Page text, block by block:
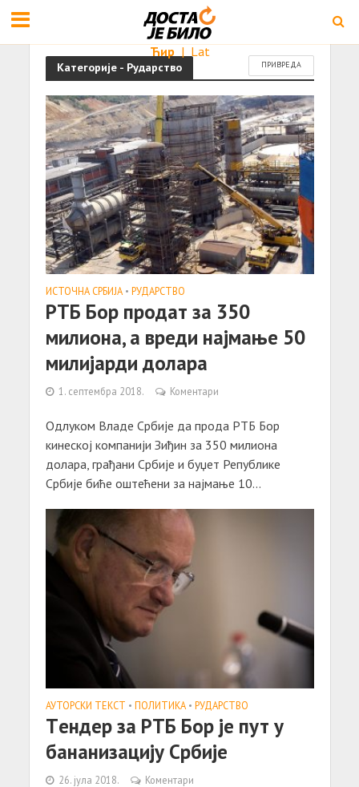
Ћир | Lat
Категорије - Рударство ПРИВРЕДА
ИСТОЧНА СРБИЈА • РУДАРСТВО
РТБ Бор продат за 350
милиона, а вреди најмање 50
милијарди долара
1. септембра 2018. Коментари
Одлуком Владе Србије да прода РТБ Бор
кинеској компанији Зиђин за 350 милиона
долара, грађани Србије и буџет Републике
Србије биће оштећени за најмање 10...
АУТОРСКИ ТЕКСТ • ПОЛИТИКА • РУДАРСТВО
Тeндер за РТБ Бор је пут у
бананизацију Србије
26. јула 2018. Коментари